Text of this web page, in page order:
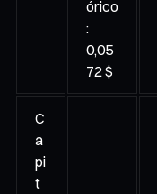
órico
:
0,05
72 $
C
a
pi
t